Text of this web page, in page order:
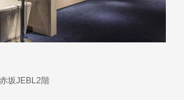
坂JEBL2階